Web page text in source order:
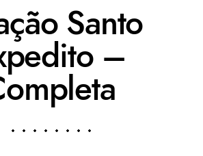
Santo
–